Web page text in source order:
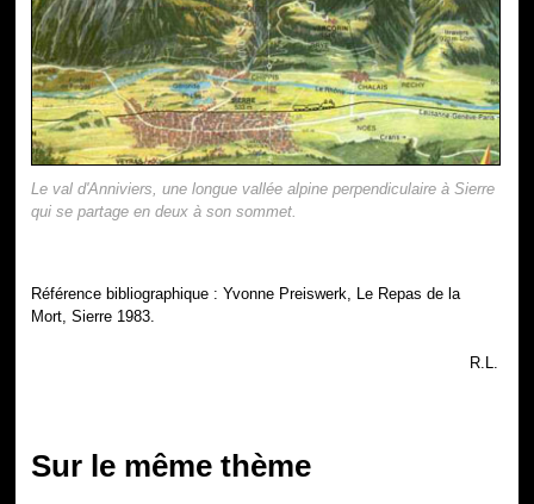
Le val d'Anniviers, une longue vallée alpine perpendiculaire à Sierre
qui se partage en deux à son sommet.
Référence bibliographique : Yvonne Preiswerk, Le Repas de la
Mort, Sierre 1983.
R.L.
Sur le même thème